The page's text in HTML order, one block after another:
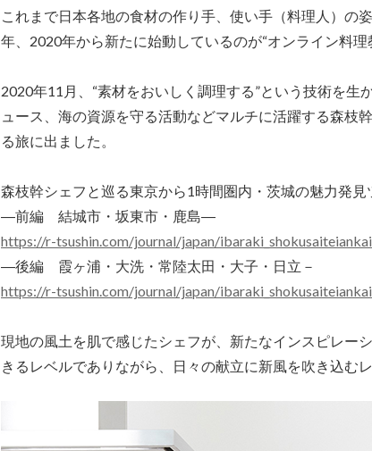
これまで日本各地の食材の作り手、使い手（料理人）の
年、2020年から新たに始動しているのが“オンライン料理
2020年11月、“素材をおいしく調理する”という技術を生
ュース、海の資源を守る活動などマルチに活躍する森枝
る旅に出ました。
森枝幹シェフと巡る東京から1時間圏内・茨城の魅力発見
―前編 結城市・坂東市・鹿島―
https://r-tsushin.com/journal/japan/
―後編 霞ヶ浦・大洗・常陸太田・大子・日立－
https://r-tsushin.com/journal/japan/
現地の風土を肌で感じたシェフが、新たなインスピレー
きるレベルでありながら、日々の献立に新風を吹き込む